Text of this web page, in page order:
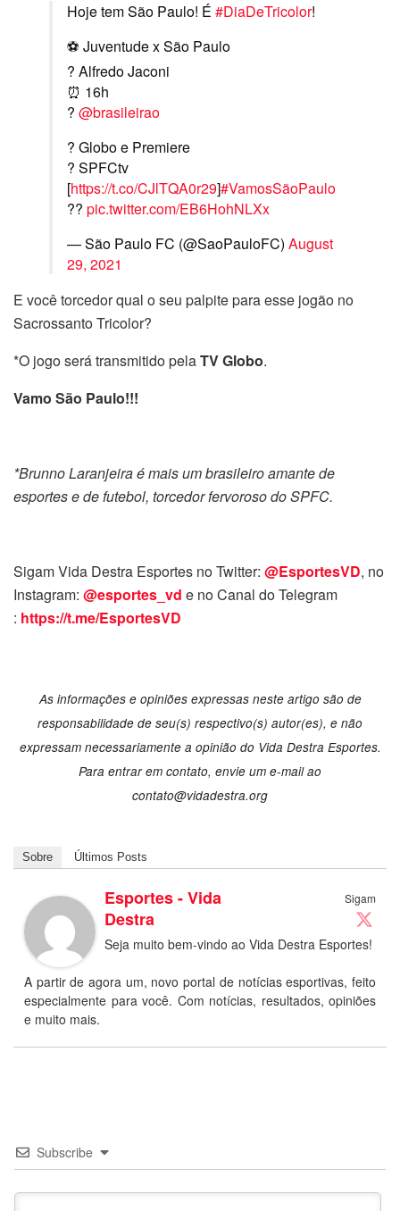
Hoje tem São Paulo! É #DiaDeTricolor!
⚽ Juventude x São Paulo
? Alfredo Jaconi
⏰ 16h
? @brasileirao
? Globo e Premiere
?️ SPFCtv
[https://t.co/CJlTQA0r29]#VamosSãoPaulo
?? pic.twitter.com/EB6HohNLXx
— São Paulo FC (@SaoPauloFC) August
29, 2021
E você torcedor qual o seu palpite para esse jogão no
Sacrossanto Tricolor?
*O jogo será transmitido pelaTV Globo.
Vamo São Paulo!!!
*Brunno Laranjeira é mais um brasileiro amante de
esportes e de futebol, torcedor fervoroso do SPFC.
Sigam Vida Destra Esportes no Twitter: @EsportesVD, no
Instagram: @esportes_vd e no Canal do Telegram
: https://t.me/EsportesVD
As informações e opiniões expressas neste artigo são de
responsabilidade de seu(s) respectivo(s) autor(es), e não
expressam necessariamente a opinião do Vida Destra Esportes.
Para entrar em contato, envie um e-mail ao
contato@vidadestra.org
Sobre Últimos Posts
Sigam
Esportes - Vida
Destra
Seja muito bem-vindo ao Vida Destra Esportes!
A partir de agora um, novo portal de notícias esportivas, feito
especialmente para você. Com notícias, resultados, opiniões
e muito mais.
Subscribe